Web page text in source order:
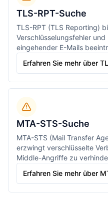
TLS-RPT-Suche
TLS-RPT (TLS Reporting)
Verschlüsselungsfehler
eingehender E-Mails
Erfahren Sie mehr über
MTA-STS-Suche
MTA-STS (Mail Transfer
erzwingt verschlüsselte
Middle-Angriffe zu
Erfahren Sie mehr über